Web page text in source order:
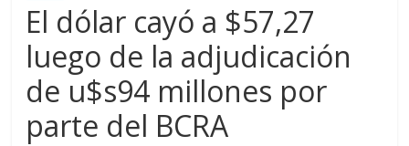
El dólar cayó a $57,27
luego de la adjudicación
de u$s94 millones por
parte del BCRA